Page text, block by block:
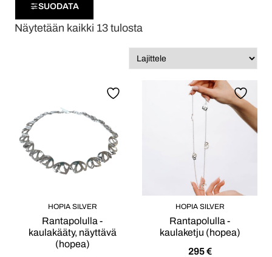
SUODATA
Näytetään kaikki 13 tulosta
HOPIA SILVER
Rantapolulla -
kaulakääty, näyttävä
(hopea)
HOPIA SILVER
Rantapolulla -
kaulaketju (hopea)
295€